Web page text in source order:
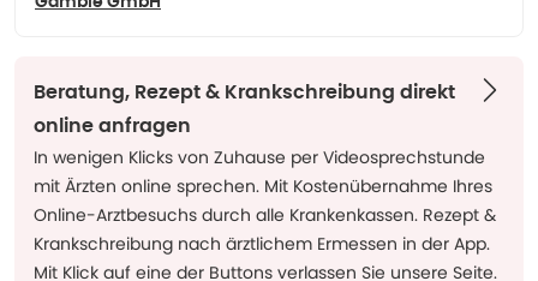
Beratung, Rezept & Krankschreibung direkt
online anfragen
In wenigen Klicks von Zuhause per Videosprechstunde
mit Ärzten online sprechen. Mit Kostenübernahme Ihres
Online-Arztbesuchs durch alle Krankenkassen. Rezept &
Krankschreibung nach ärztlichem Ermessen in der App.
Mit Klick auf eine der Buttons verlassen Sie unsere Seite.